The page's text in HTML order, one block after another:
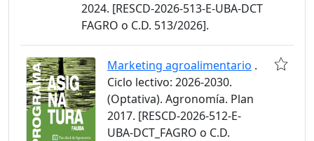
2024. [RESCD-2026-513-E-UBA-DCT
FAGRO o C.D. 513/2026].
Marketing agroalimentario .
Ciclo lectivo: 2026-2030.
(Optativa). Agronomía. Plan
2017. [RESCD-2026-512-E-
UBA-DCT_FAGRO o C.D.